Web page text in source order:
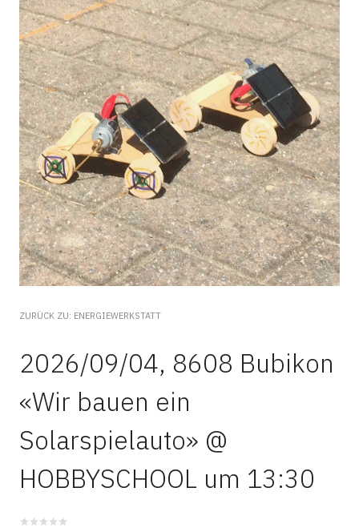
ZURÜCK ZU: ENERGIEWERKSTATT
2026/09/04, 8608 Bubikon
«Wir bauen ein
Solarspielauto» @
HOBBYSCHOOL um 13:30